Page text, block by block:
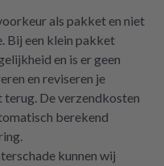
als pakket en niet
Bij een klein pakket
en is er geen
en reviseren je
De verzendkosten
berekend
kunnen wij